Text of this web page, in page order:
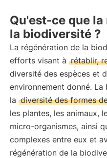
Qu'est-ce que
la biodiversité ?
La régénération de la
efforts visant à rétablir,
diversité des espèces et
environnement donné.
la diversité des formes
les plantes, les animaux,
micro-organismes, ainsi
complexes entre eux et
régénération de la